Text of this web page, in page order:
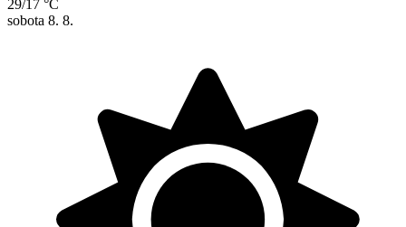
29/17 °C
sobota 8. 8.